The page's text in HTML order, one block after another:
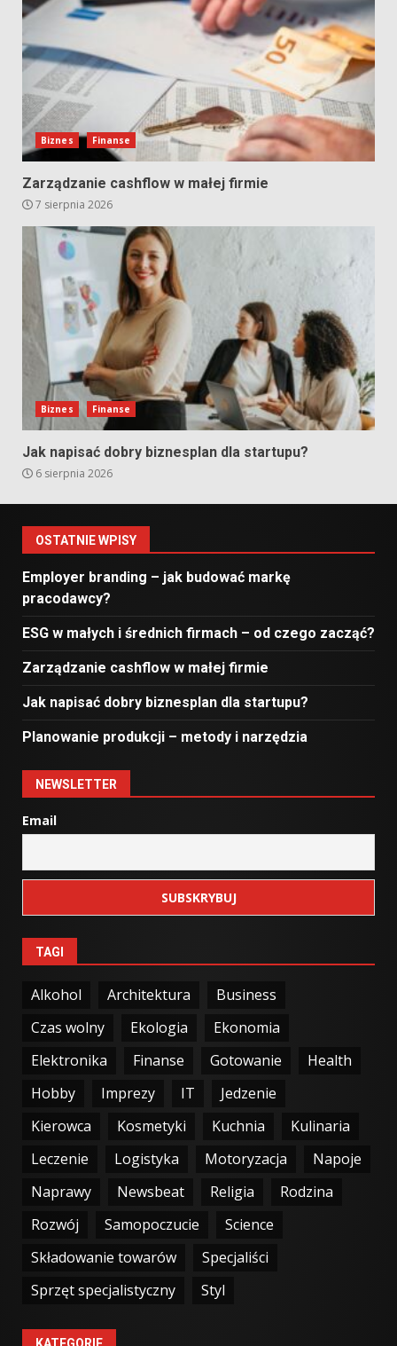
Biznes Finanse
Zarządzanie cashflow w małej firmie
7 sierpnia 2026
Biznes Finanse
Jak napisać dobry biznesplan dla startupu?
6 sierpnia 2026
OSTATNIE WPISY
Employer branding – jak budować markę
pracodawcy?
ESG w małych i średnich firmach – od czego zacząć?
Zarządzanie cashflow w małej firmie
Jak napisać dobry biznesplan dla startupu?
Planowanie produkcji – metody i narzędzia
NEWSLETTER
Email
TAGI
Alkohol Architektura
Business
Czas wolny
Ekologia
Ekonomia
Elektronika
Finanse Gotowanie
Health
Hobby
Imprezy IT
Jedzenie
Kierowca
Kosmetyki Kuchnia
Kulinaria
Leczenie
Logistyka Motoryzacja
Napoje
Naprawy
Newsbeat Religia
Rodzina
Rozwój
Samopoczucie
Science
Składowanie towarów
Specjaliści
Sprzęt specjalistyczny
Styl
KATEGORIE